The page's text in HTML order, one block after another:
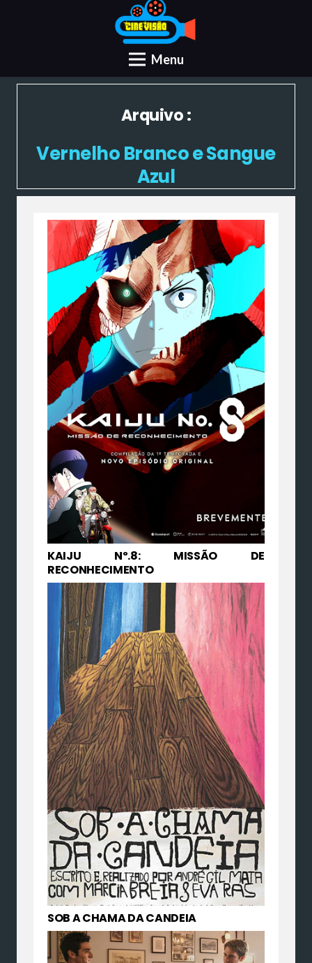
Menu
Arquivo :
Vernelho Branco e Sangue
Azul
KAIJU Nº.8: MISSÃO DE
RECONHECIMENTO
SOB A CHAMA DA CANDEIA